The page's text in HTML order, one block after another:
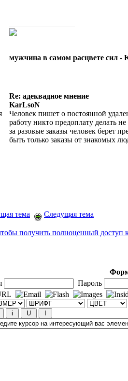
мужчина в самом расцвете сил -
Re: адеквадное мнение
KarLsoN
Человек пишет о постоянной
работу никто предоплату делать
за разовые заказы человек берет
быть только заказы от знакомых
тема Следущая тема
получить полноценный доступ
Пароль